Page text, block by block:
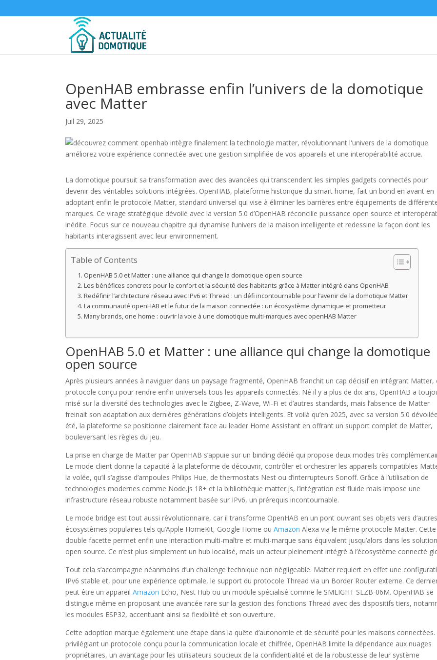
OpenHAB embrasse enfin l’univers de la domotique
avec Matter
Juil 29, 2025
La domotique poursuit sa transformation avec des avancées qui transcendent les simples gadgets connectés pour
devenir des véritables solutions intégrées. OpenHAB, plateforme historique du smart home, fait un bond en avant en
adoptant enfin le protocole Matter, standard universel qui vise à éliminer les barrières entre équipements de
marques. Ce virage stratégique dévoilé avec la version 5.0 d’OpenHAB réconcilie puissance open source et
inédite. Focus sur ce nouveau chapitre qui dynamise l’univers de la maison intelligente et redessine la façon dont les
habitants interagissent avec leur environnement.
Table of Contents
OpenHAB 5.0 et Matter : une alliance qui change la domotique open source
Les bénéfices concrets pour le confort et la sécurité des habitants grâce à Matter intégré dans OpenHAB
Redéfinir l’architecture réseau avec IPv6 et Thread : un défi incontournable pour l’avenir de la domotique Matter
La communauté openHAB et le futur de la maison connectée : un écosystème dynamique et prometteur
Many brands, one home : ouvrir la voie à une domotique multi-marques avec openHAB Matter
OpenHAB 5.0 et Matter : une alliance qui change la domotique
open source
Après plusieurs années à naviguer dans un paysage fragmenté, OpenHAB franchit un cap décisif en intégrant Matter,
protocole conçu pour rendre enfin universels tous les appareils connectés. Né il y a plus de dix ans, OpenHAB a
misé sur la diversité des technologies avec le Zigbee, Z-Wave, Wi-Fi et d’autres standards, mais l’absence de Matter
freinait son adaptation aux dernières générations d’objets intelligents. Et voilà qu’en 2025, avec sa version 5.0
été, la plateforme se positionne clairement face au leader Home Assistant en offrant un support complet de Matter,
bouleversant les règles du jeu.
La prise en charge de Matter par OpenHAB s’appuie sur un binding dédié qui propose deux modes très
Le mode client donne la capacité à la plateforme de découvrir, contrôler et orchestrer les appareils compatibles
la volée, qu’il s’agisse d’ampoules Philips Hue, de thermostats Nest ou d’interrupteurs Sonoff. Grâce à l’utilisation de
technologies modernes comme Node.js 18+ et la bibliothèque matter.js, l’intégration est fluide mais impose une
infrastructure réseau robuste notamment basée sur IPv6, un prérequis incontournable.
Le mode bridge est tout aussi révolutionnaire, car il transforme OpenHAB en un pont ouvrant ses objets vers d’autres
écosystèmes populaires tels qu’Apple HomeKit, Google Home ouAmazon Alexa via le même protocole Matter. Cette
double facette permet enfin une interaction multi-maître et multi-marque sans équivalent jusqu’alors dans les
open source. Ce n’est plus simplement un hub localisé, mais un acteur pleinement intégré à l’écosystème connecté
Tout cela s’accompagne néanmoins d’un challenge technique non négligeable. Matter requiert en effet une
IPv6 stable et, pour une expérience optimale, le support du protocole Thread via un Border Router externe. Ce
peut être un appareilAmazon Echo, Nest Hub ou un module spécialisé comme le SMLIGHT SLZB-06M. OpenHAB se
distingue même en proposant une avancée rare sur la gestion des fonctions Thread avec des dispositifs tiers,
les modules ESP32, accentuant ainsi sa flexibilité et son ouverture.
Cette adoption marque également une étape dans la quête d’autonomie et de sécurité pour les maisons connectées.
privilégiant un protocole conçu pour la communication locale et chiffrée, OpenHAB limite la dépendance aux nuages
propriétaires, un avantage pour les utilisateurs soucieux de la confidentialité et de la robustesse de leur système